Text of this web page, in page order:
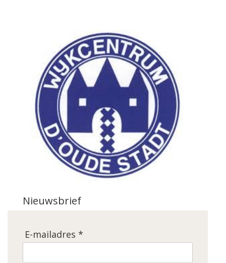
Nieuwsbrief
E-mailadres *